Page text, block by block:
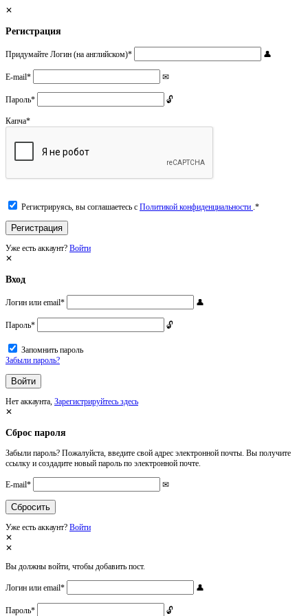
Регистрация
Придумайте Логин (на английском)*
E-mail*
Пароль*
Капча*
Регистрируясь, вы соглашаетесь с Политикой конфиденциальности .*
Уже есть аккаунт? Войти
Вход
Логин или email*
Пароль*
Запомнить пароль
Забыли пароль?
Нет аккаунта, Зарегистрируйтесь здесь
Сброс пароля
Забыли пароль? Пожалуйста, введите свой адрес электронной почты. Вы получите
ссылку и создадите новый пароль по электронной почте.
E-mail*
Уже есть аккаунт? Войти
Вы должны войти, чтобы добавить пост.
Логин или email*
Пароль*